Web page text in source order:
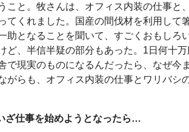
こと。牧さんは、オフィス内装の仕事と
てくれました。国産の間伐材を利用し
助となることを聞いて、すごくおもしろ
ど、半信半疑の部分もあった。1日何十
で現実のものになるんだったら、なぜ
がらも、オフィス内装の仕事とワリバシ
ざ仕事を始めようとなったら…